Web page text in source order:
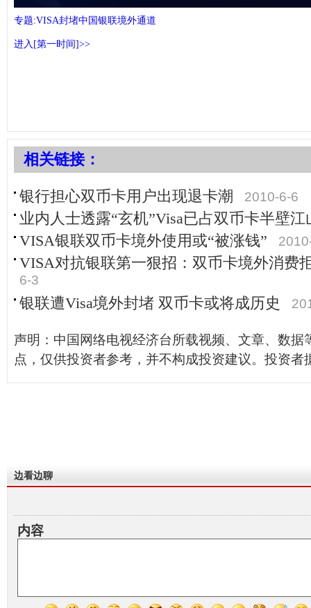
专题:VISA封堵中国银联境外通道
进入[第一时间]>>
相关链接：
银行担心双币卡用户出现退卡潮 2010-6-6
业内人士透露“玄机”Visa已占双币卡半壁江
VISA银联双币卡境外使用或“被涨钱”
VISA对抗银联第一狠招：双币卡境外消费
6-3
银联遭Visa境外封堵 双币卡或将成历史
声明：中国网络电视经济台所载视频、文章、数据
点，仅供投资者参考，并不构成投资建议。投资者
边看边聊
内容